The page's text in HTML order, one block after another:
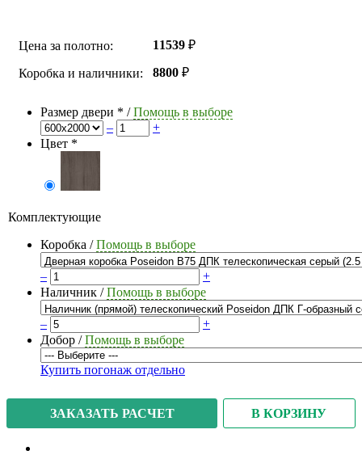
Цена за полотно: 11539 ₽
Коробка и наличники: 8800 ₽
Размер двери * /Помощь в выборе
–
+
Цвет *
Комплектующие
Коробка /Помощь в выборе
–
+
Наличник /Помощь в выборе
–
+
Добор /Помощь в выборе
Купить погонаж отдельно
ЗАКАЗАТЬ РАСЧЕТ В КОРЗИНУ